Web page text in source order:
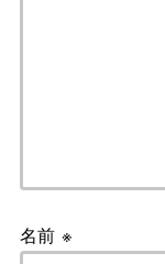
名前※